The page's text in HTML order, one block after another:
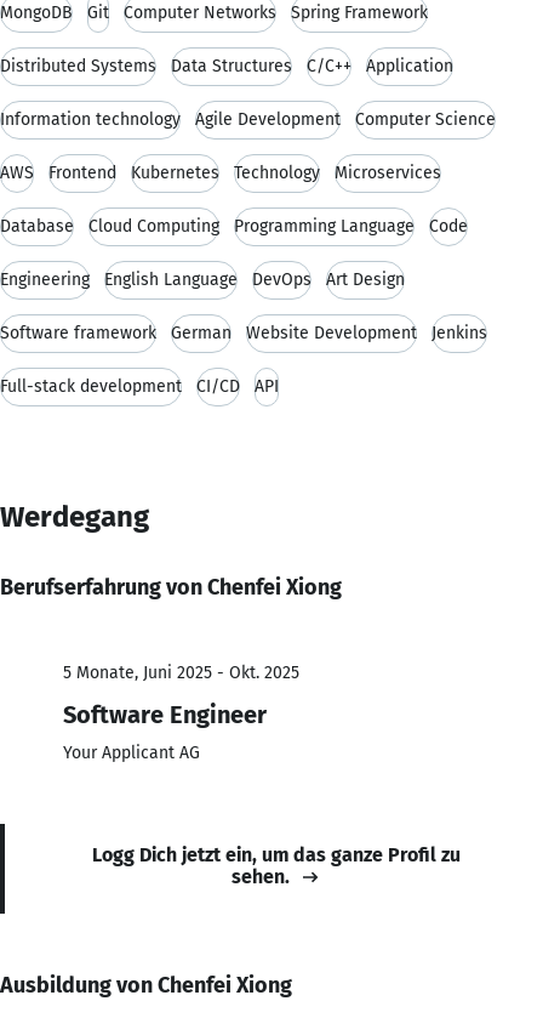
MongoDB Git Computer Networks Spring Framework
Distributed Systems Data Structures C/C++ Application
Information technology Agile Development Computer Science
AWS Frontend Kubernetes Technology Microservices
Database Cloud Computing Programming Language Code
Engineering English Language DevOps Art Design
Software framework German Website Development Jenkins
Full-stack development CI/CD API
Werdegang
Berufserfahrung von Chenfei Xiong
5 Monate, Juni 2025 - Okt. 2025
Software Engineer
Your Applicant AG
Logg Dich jetzt ein, um das ganze Profil zu
sehen.
Ausbildung von Chenfei Xiong